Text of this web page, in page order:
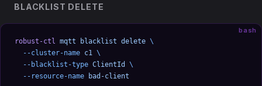
BLACKLIST DELETE
bash
robust-ctl mqtt blacklist delete \
  --cluster-name
c1 \
  --blacklist-type
ClientId
\
  --resource-name
bad-client